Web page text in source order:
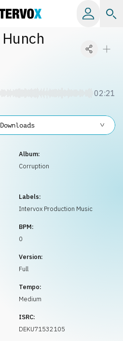
Hunch
02:21
Album:
Corruption
Labels:
Intervox Production Music
BPM:
0
Version:
Full
Tempo:
Medium
ISRC:
DEKU71532105
Downloads